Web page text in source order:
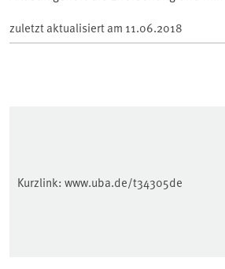
zuletzt aktualisiert am 11.06.2018
Kurzlink: www.uba.de/t34305de